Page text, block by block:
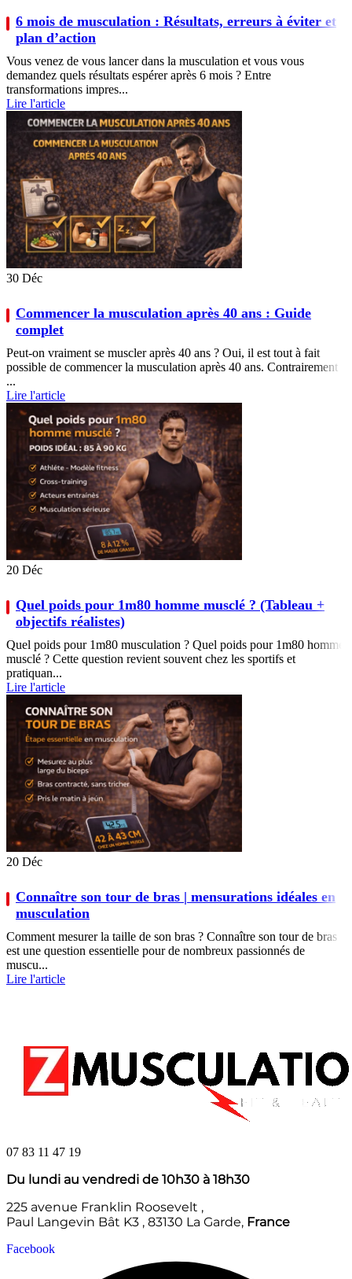
6 mois de musculation : Résultats, erreurs à éviter et
plan d’action
Vous venez de vous lancer dans la musculation et vous vous
demandez quels résultats espérer après 6 mois ? Entre
transformations impres...
Lire l'article
30 Déc
Commencer la musculation après 40 ans : Guide
complet
Peut-on vraiment se muscler après 40 ans ? Oui, il est tout à fait
possible de commencer la musculation après 40 ans. Contrairement
...
Lire l'article
20 Déc
Quel poids pour 1m80 homme musclé ? (Tableau +
objectifs réalistes)
Quel poids pour 1m80 musculation ? Quel poids pour 1m80 homme
musclé ? Cette question revient souvent chez les sportifs et
pratiquan...
Lire l'article
20 Déc
Connaître son tour de bras | mensurations idéales en
musculation
Comment mesurer la taille de son bras ? Connaître son tour de bras
est une question essentielle pour de nombreux passionnés de
muscu...
Lire l'article
07 83 11 47 19
Du lundi au vendredi de 10h30 à 18h30
225 avenue Franklin Roosevelt ,
Paul Langevin Bât K3 , 83130 La Garde, France
Facebook